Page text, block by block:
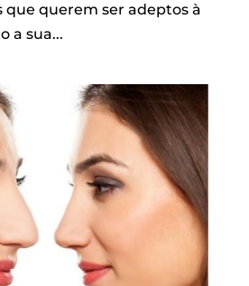
que querem ser adeptos à
a sua...